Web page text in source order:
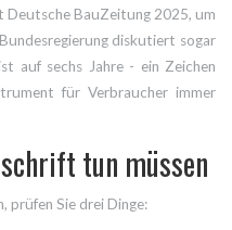
Deutsche BauZeitung 2025, um
diskutiert sogar
auf sechs Jahre - ein Zeichen
für Verbraucher immer
tun müssen
prüfen Sie drei Dinge: